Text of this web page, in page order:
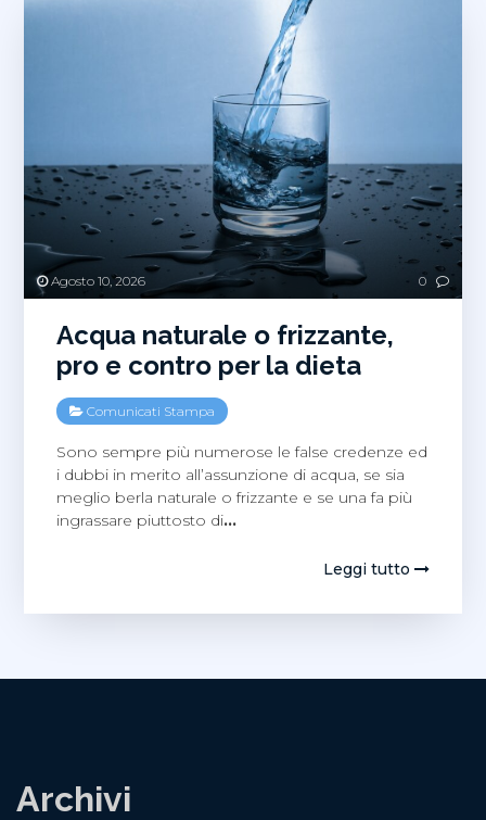
Agosto 10, 2026 0
Acqua naturale o frizzante,
pro e contro per la dieta
Comunicati Stampa
Sono sempre più numerose le false credenze ed
i dubbi in merito all’assunzione di acqua, se sia
meglio berla naturale o frizzante e se una fa più
ingrassare piuttosto di…
Leggi tutto
Archivi